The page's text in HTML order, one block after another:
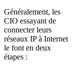
Généralement, les
CIO essayant de
connecter leurs
réseaux IP à Internet
le font en deux
étapes :